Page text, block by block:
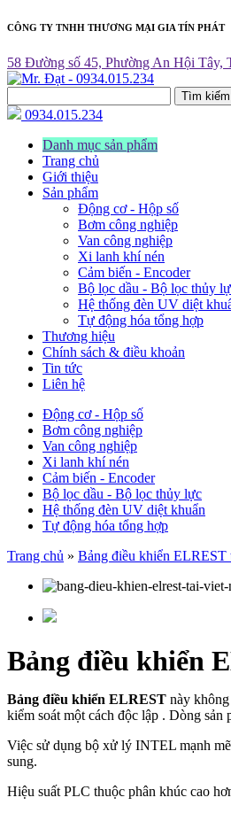
CÔNG TY TNHH THƯƠNG MẠI GIA TÍN PHÁT
58 Đường số 45, Phường An Hội Tây,
Tìm kiếm
0934.015.234
Danh mục sản phẩm
Trang chủ
Giới thiệu
Sản phẩm
Động cơ - Hộp số
Bơm công nghiệp
Van công nghiệp
Xi lanh khí nén
Cảm biến - Encoder
Bộ lọc dầu - Bộ lọc thủy
Hệ thống đèn UV diệt
Tự động hóa tổng hợp
Thương hiệu
Chính sách & điều khoản
Tin tức
Liên hệ
Động cơ - Hộp số
Bơm công nghiệp
Van công nghiệp
Xi lanh khí nén
Cảm biến - Encoder
Bộ lọc dầu - Bộ lọc thủy lực
Hệ thống đèn UV diệt khuẩn
Tự động hóa tổng hợp
Trang chủ » Bảng điều khiển ELREST
Bảng điều khiển
Bảng điều khiển ELREST này
kiểm soát một cách độc lập . Dòng
Việc sử dụng bộ xử lý INTEL mạnh
sung.
Hiệu suất PLC thuộc phân khúc cao